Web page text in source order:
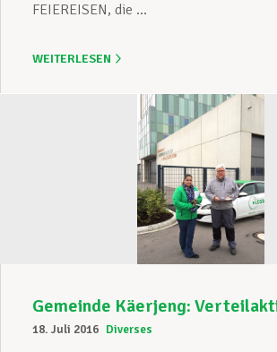
FEIEREISEN, die ...
WEITERLESEN
Gemeinde Käerjeng:
18. Juli 2016 Diverses